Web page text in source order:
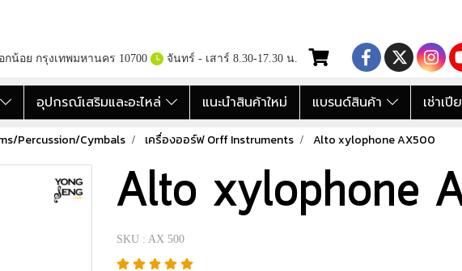
น้อย กรุงเทพมหานคร 10700 จันทร์ - เสาร์ 8.30-17.30 น.
อุปกรณ์เสริมและอะไหล่ แนะนำสินค้าใหม่ แบรนด์สินค้า เช่าเปี
Percussion/Cymbals เครื่องออร์ฟ Orff Instruments Alto xylophone AX500
Alto xylophone
SKU : AX 500